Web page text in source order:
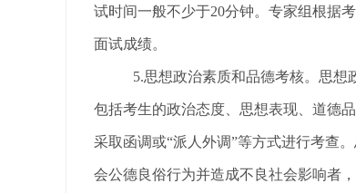
试时间一般不少于20分钟。专家组根据
面试成绩。
5.思想政治素质和品德考核。思
包括考生的政治态度、思想表现、道德品
采取函调或“派人外调”等方式进行考查。
会公德良俗行为并造成不良社会影响者，